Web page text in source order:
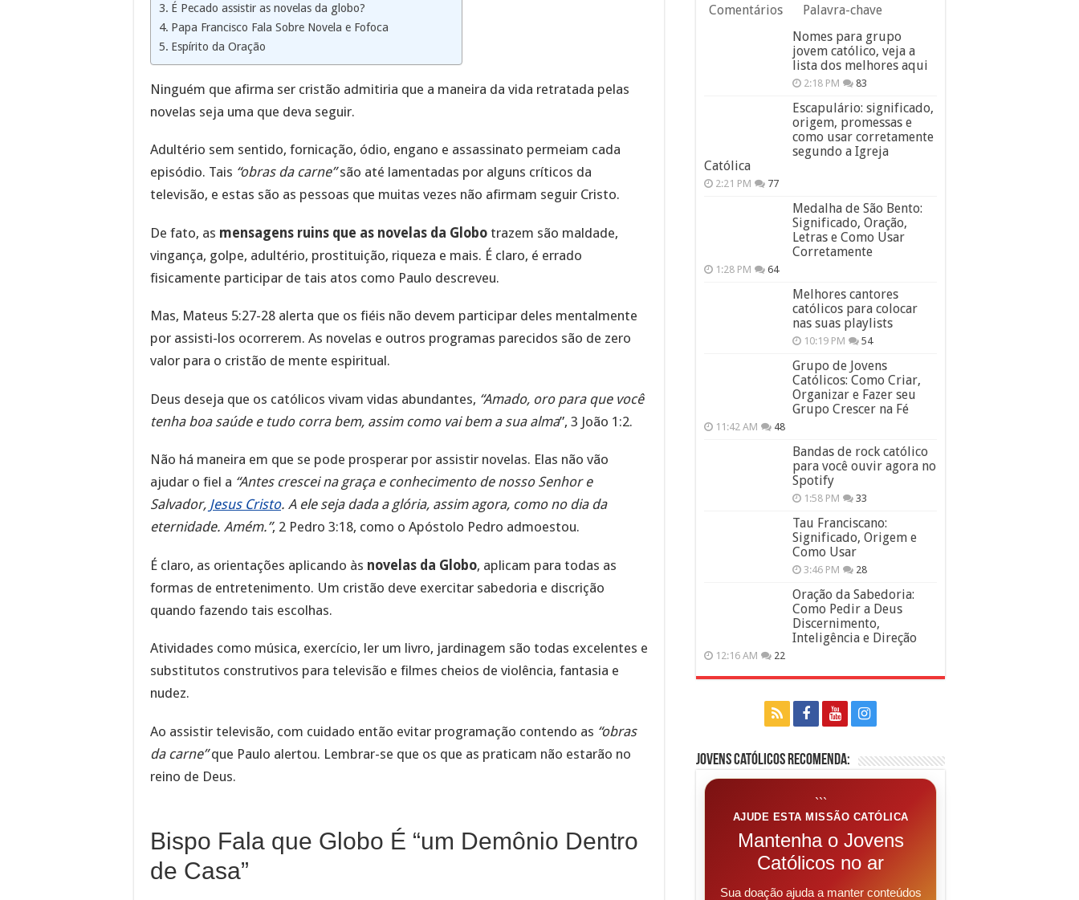
É Pecado assistir as novelas da globo?
Papa Francisco Fala Sobre Novela e Fofoca
Espírito da Oração
Ninguém que afirma ser cristão admitiria que a maneira da vida retratada pelas
novelas seja uma que deva seguir.
Adultério sem sentido, fornicação, ódio, engano e assassinato permeiam cada
episódio. Tais “obras da carne”são até lamentadas por alguns críticos da
televisão, e estas são as pessoas que muitas vezes não afirmam seguir Cristo.
De fato, as mensagens ruins que as novelas da Globo trazem são maldade,
vingança, golpe, adultério, prostituição, riqueza e mais. É claro, é errado
fisicamente participar de tais atos como Paulo descreveu.
Mas, Mateus 5:27-28 alerta que os fiéis não devem participar deles mentalmente
por assisti-los ocorrerem. As novelas e outros programas parecidos são de zero
valor para o cristão de mente espiritual.
Deus deseja que os católicos vivam vidas abundantes, “Amado, oro para que você
tenha boa saúde e tudo corra bem, assim como vai bem a sua alma”, 3 João 1:2.
Não há maneira em que se pode prosperar por assistir novelas. Elas não vão
ajudar o fiel a “Antes crescei na graça e conhecimento de nosso Senhor e
Salvador, Jesus Cristo. A ele seja dada a glória, assim agora, como no dia da
eternidade. Amém.”, 2 Pedro 3:18, como o Apóstolo Pedro admoestou.
É claro, as orientações aplicando às novelas da Globo, aplicam para todas as
formas de entretenimento. Um cristão deve exercitar sabedoria e discrição
quando fazendo tais escolhas.
Atividades como música, exercício, ler um livro, jardinagem são todas excelentes e
substitutos construtivos para televisão e filmes cheios de violência, fantasia e
nudez.
Ao assistir televisão, com cuidado então evitar programação contendo as “obras
da carne”que Paulo alertou. Lembrar-se que os que as praticam não estarão no
reino de Deus.
Bispo Fala que Globo É “um Demônio Dentro
de Casa”
Comentários
Palavra-chave
Nomes para grupo
jovem católico, veja a
lista dos melhores aqui
2:18 PM 83
Escapulário: significado,
origem, promessas e
como usar corretamente
segundo a Igreja
Católica
2:21 PM 77
Medalha de São Bento:
Significado, Oração,
Letras e Como Usar
Corretamente
1:28 PM 64
Melhores cantores
católicos para colocar
nas suas playlists
10:19 PM 54
Grupo de Jovens
Católicos: Como Criar,
Organizar e Fazer seu
Grupo Crescer na Fé
11:42 AM 48
Bandas de rock católico
para você ouvir agora no
Spotify
1:58 PM 33
Tau Franciscano:
Significado, Origem e
Como Usar
3:46 PM 28
Oração da Sabedoria:
Como Pedir a Deus
Discernimento,
Inteligência e Direção
12:16 AM 22
Jovens Católicos Recomenda:
```
AJUDE ESTA MISSÃO CATÓLICA
Mantenha o Jovens
Católicos no ar
Sua doação ajuda a manter conteúdos